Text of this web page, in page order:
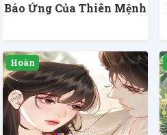
Báo Ứng Của Thiên Mệnh